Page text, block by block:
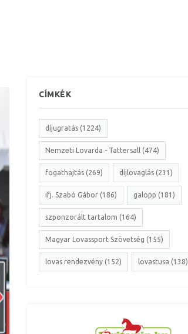
CÍMKÉK
díjugratás (1224)
Nemzeti Lovarda - Tattersall (474)
fogathajtás (269) díjlovaglás (231)
ifj. Szabó Gábor (186) galopp (181)
szponzorált tartalom (164)
Magyar Lovassport Szövetség (155)
lovas rendezvény (152) lovastusa (138)